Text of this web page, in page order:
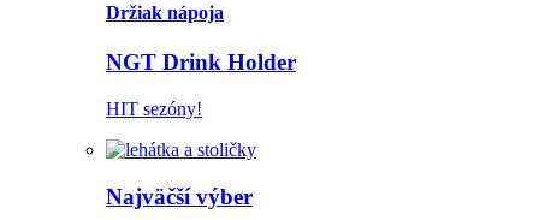
Držiak nápoja
NGT Drink Holder
HIT sezóny!
Najväčší výber